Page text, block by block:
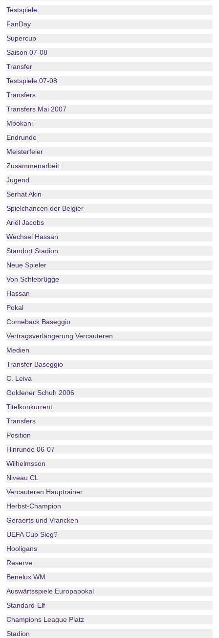
Testspiele
FanDay
Supercup
Saison 07-08
Transfer
Testspiele 07-08
Transfers
Transfers Mai 2007
Mbokani
Endrunde
Meisterfeier
Zusammenarbeit
Jugend
Serhat Akin
Spielchancen der Belgier
Ariël Jacobs
Wechsel Hassan
Standort Stadion
Neue Spieler
Von Schlebrügge
Hassan
Pokal
Comeback Baseggio
Vertragsverlängerung Vercauteren
Medien
Transfer Baseggio
C. Leiva
Goldener Schuh 2006
Titelkonkurrent
Transfers
Position
Hinrunde 06-07
Wilhelmsson
Niveau CL
Vercauteren Hauptrainer
Herbst-Champion
Geraerts und Vrancken
UEFA Cup Sieg?
Hooligans
Reserve
Benelux WM
Auswärtsspiele Europapokal
Standard-Elf
Champions League Platz
Stadion